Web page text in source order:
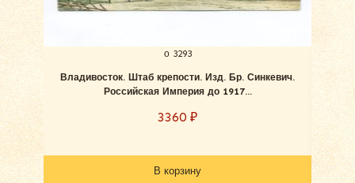
о 3293
Владивосток. Штаб крепости. Изд. Бр. Синкевич.
Российская Империя до 1917...
3360 ₽
В корзину